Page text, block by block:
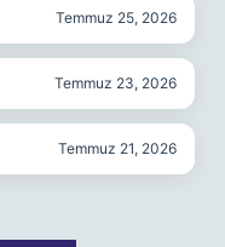
Temmuz 25, 2026
Temmuz 23, 2026
Temmuz 21, 2026